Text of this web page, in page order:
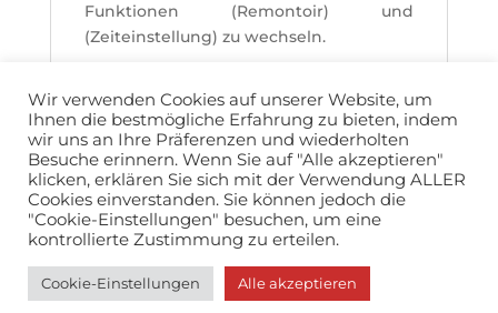
Funktionen (Remontoir) und
(Zeiteinstellung) zu wechseln.
info@horopedia.org
Allgemeine Nutzungsbedingungen
Wir verwenden Cookies auf unserer Website, um
Ihnen die bestmögliche Erfahrung zu bieten, indem
wir uns an Ihre Präferenzen und wiederholten
Besuche erinnern. Wenn Sie auf "Alle akzeptieren"
klicken, erklären Sie sich mit der Verwendung ALLER
Cookies einverstanden. Sie können jedoch die
"Cookie-Einstellungen" besuchen, um eine
kontrollierte Zustimmung zu erteilen.
Cookie-Einstellungen Alle akzeptieren